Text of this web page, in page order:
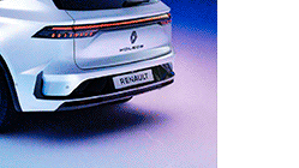
que
volver a
los